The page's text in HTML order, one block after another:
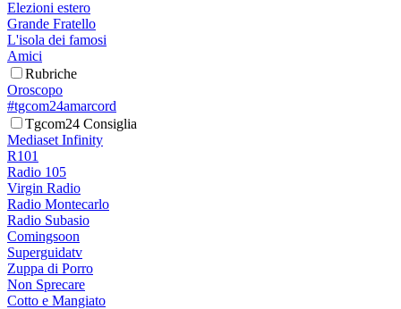
Elezioni estero
Grande Fratello
L'isola dei famosi
Amici
Rubriche
Oroscopo
#tgcom24amarcord
Tgcom24 Consiglia
Mediaset Infinity
R101
Radio 105
Virgin Radio
Radio Montecarlo
Radio Subasio
Comingsoon
Superguidatv
Zuppa di Porro
Non Sprecare
Cotto e Mangiato